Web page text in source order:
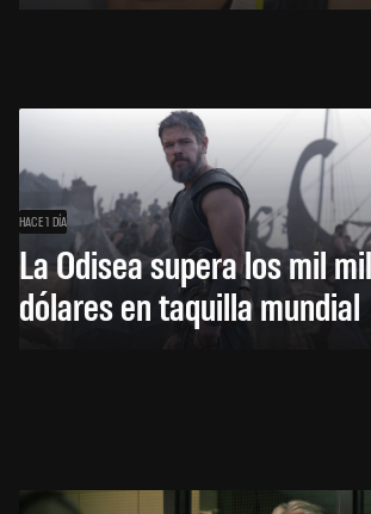
HACE 1 DÍA
La Odisea supera los mil
dólares en taquilla mundial